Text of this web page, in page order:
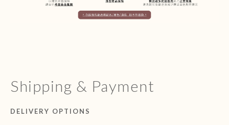
Shipping & Payment
DELIVERY OPTIONS